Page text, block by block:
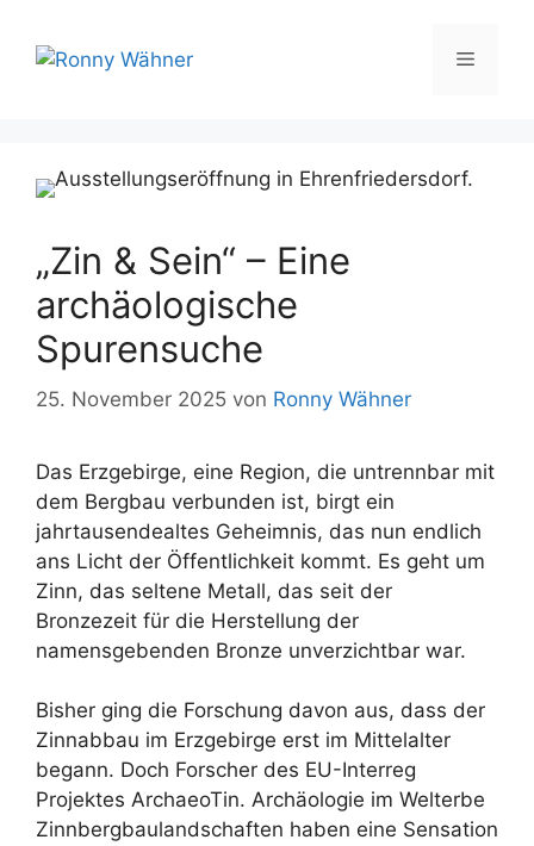
Inhalt
springen
Menü
„Zin & Sein“ – Eine
archäologische
Spurensuche
25. November 2025 von Ronny Wähner
Das Erzgebirge, eine Region, die untrennbar mit
dem Bergbau verbunden ist, birgt ein
jahrtausendealtes Geheimnis, das nun endlich
ans Licht der Öffentlichkeit kommt. Es geht um
Zinn, das seltene Metall, das seit der
Bronzezeit für die Herstellung der
namensgebenden Bronze unverzichtbar war.
Bisher ging die Forschung davon aus, dass der
Zinnabbau im Erzgebirge erst im Mittelalter
begann. Doch Forscher des EU-Interreg
Projektes ArchaeoTin. Archäologie im Welterbe
Zinnbergbaulandschaften haben eine Sensation